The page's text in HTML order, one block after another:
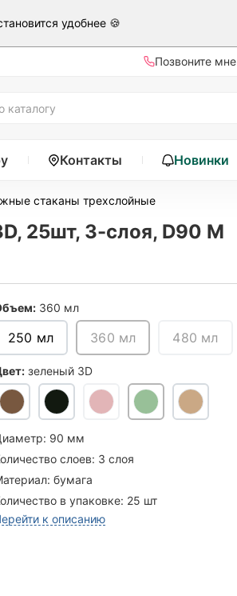
удобнее 🍪
Позвоните мне
Контакты Новинки
стаканы трехслойные
25шт, 3-слоя, D90 M
360 мл
250 мл 360 мл 480 мл
зеленый 3D
90 мм
слоев: 3 слоя
бумага
в упаковке: 25 шт
к описанию